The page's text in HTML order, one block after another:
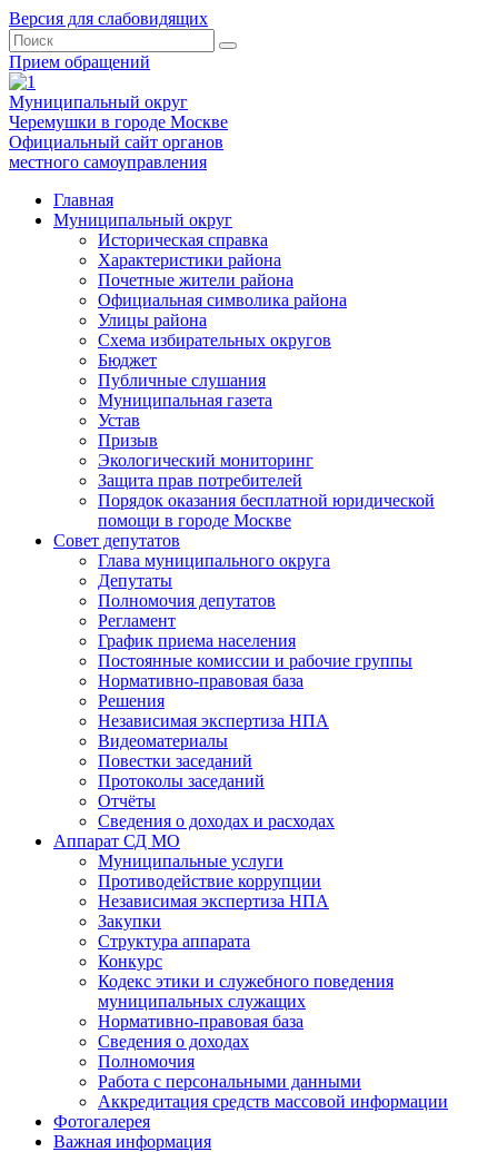
Версия для слабовидящих
Прием обращений
Муниципальный округ
Черемушки в городе Москве
Официальный сайт органов
местного самоуправления
Главная
Муниципальный округ
Историческая справка
Характеристики района
Почетные жители района
Официальная символика района
Улицы района
Схема избирательных округов
Бюджет
Публичные слушания
Муниципальная газета
Устав
Призыв
Экологический мониторинг
Защита прав потребителей
Порядок оказания бесплатной юридической
помощи в городе Москве
Совет депутатов
Глава муниципального округа
Депутаты
Полномочия депутатов
Регламент
График приема населения
Постоянные комиссии и рабочие группы
Нормативно-правовая база
Решения
Независимая экспертиза НПА
Видеоматериалы
Повестки заседаний
Протоколы заседаний
Отчёты
Сведения о доходах и расходах
Аппарат СД МО
Муниципальные услуги
Противодействие коррупции
Независимая экспертиза НПА
Закупки
Структура аппарата
Конкурс
Кодекс этики и служебного поведения
муниципальных служащих
Нормативно-правовая база
Сведения о доходах
Полномочия
Работа с персональными данными
Аккредитация средств массовой информации
Фотогалерея
Важная информация